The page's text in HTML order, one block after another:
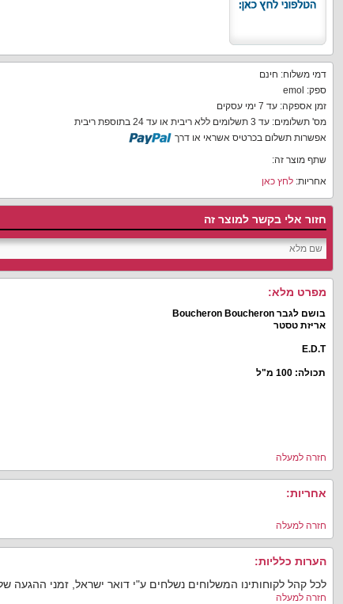
דמי משלוח: חינם
ספק: emol
זמן אספקה: עד 7 ימי עסקים
מס' תשלומים: עד 3 תשלומים ללא ריבית או עד 24 בתוספת ריבית
אפשרות תשלום בכרטיס אשראי או דרך
שתף מוצר זה:
אחריות: לחץ כאן
חזור אלי בקשר למוצר זה
מפרט מלא:
בושם לגבר Boucheron Boucheron
אריזת טסטר
E.D.T
תכולה: 100 מ"ל
חזרה למעלה
אחריות:
חזרה למעלה
הערות כלליות:
לכל קהל לקוחותינו המשלוחים נשלחים ע"י דואר ישראל, זמני
חזרה למעלה